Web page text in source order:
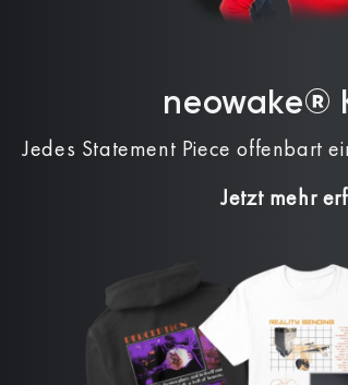
neowake®
Jedes Statement Piece offenbart
Jetzt mehr